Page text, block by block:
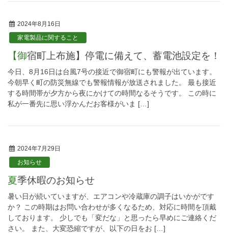
2024年8月16日
家電製品に関すること
【御宿町上布施】停電に備えて、蓄電池設定を！
今日、8月16日は台風7号の接近で御宿町にも警報が出ています。
今朝早く町の防災無線でも警報情報が放送されました。 最も接近
する時間帯が夕方から夜にかけての時間なるそうです。 この時に
私が一番先に思い浮かんだお客様がいま […]
2024年7月29日
お知らせ
夏季休暇のお知らせ
暑い日が続いていますが、エアコンや冷蔵庫の調子はいかがです
か？ この時期はお問い合わせが多くなるため、対応に時間を頂戴
しております。 少しでも「変だな」と思ったら早めにご連絡くだ
さい。 また、大変恐縮ですが、以下の日をお […]